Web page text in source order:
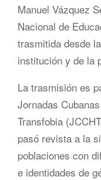
Manuel Vázquez
Nacional de
trasmitida desde
institución y de la
La trasmisión es
Jornadas
Transfobia
pasó revista a la
poblaciones con
e identidades de